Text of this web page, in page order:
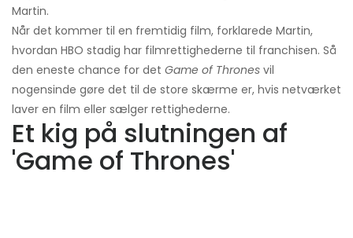
Martin.
Når det kommer til en fremtidig film, forklarede Martin,
hvordan HBO stadig har filmrettighederne til franchisen. Så
den eneste chance for det Game of Thrones vil
nogensinde gøre det til de store skærme er, hvis netværket
laver en film eller sælger rettighederne.
Et kig på slutningen af ​​
'Game of Thrones'